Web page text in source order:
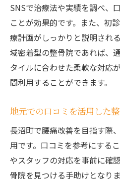
割
長沼町の整骨院で提供
を探る
最新の腰痛治療法と
整骨院での治療法の
腰痛改善を助ける新
整骨院での治療法の
腰痛治療法の未来展
整骨院での治療で腰痛
SNSで治療法や実績を調べ、
ことが効果的です。また、初
療計画がしっかりと説明され
域密着型の整骨院であれば、
タイルに合わせた柔軟な対応
間利用することができます。
地元での口コミを活用した
長沼町で腰痛改善を目指す際
用です。口コミを参考にする
やスタッフの対応を事前に確
骨院を見つける手助けとなり